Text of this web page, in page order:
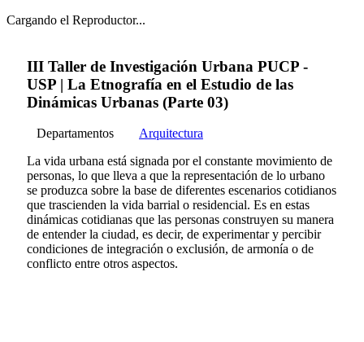
Cargando el Reproductor...
III Taller de Investigación Urbana PUCP -
USP | La Etnografía en el Estudio de las
Dinámicas Urbanas (Parte 03)
Departamentos
Arquitectura
La vida urbana está signada por el constante movimiento de
personas, lo que lleva a que la representación de lo urbano
se produzca sobre la base de diferentes escenarios cotidianos
que trascienden la vida barrial o residencial. Es en estas
dinámicas cotidianas que las personas construyen su manera
de entender la ciudad, es decir, de experimentar y percibir
condiciones de integración o exclusión, de armonía o de
conflicto entre otros aspectos.